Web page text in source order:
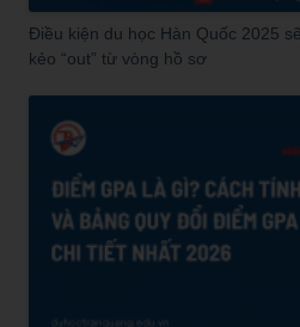
Điều kiện du học Hàn Quốc 2025
kẻo “out” từ vòng hồ sơ